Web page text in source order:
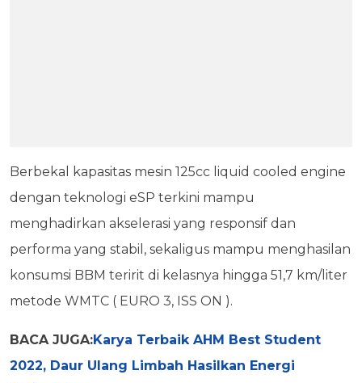
Berbekal kapasitas mesin 125cc liquid cooled engine
dengan teknologi eSP terkini mampu
menghadirkan akselerasi yang responsif dan
performa yang stabil, sekaligus mampu menghasilan
konsumsi BBM teririt di kelasnya hingga 51,7 km/liter
metode WMTC ( EURO 3, ISS ON ).
BACA JUGA:Karya Terbaik AHM Best Student
2022, Daur Ulang Limbah Hasilkan Energi